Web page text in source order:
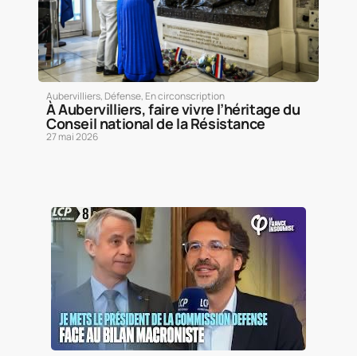
Aubervilliers, Défense, En circonscription
À Aubervilliers, faire vivre l’héritage du
Conseil national de la Résistance
27 mai 2026